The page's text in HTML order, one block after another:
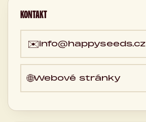
KONTAKT
✉️info@happyseeds.cz
🌐Webové stránky